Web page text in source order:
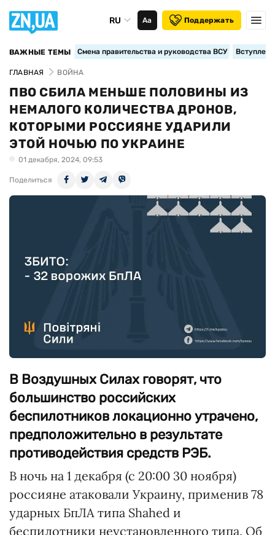
RU Аа Поддержать
ВАЖНЫЕ ТЕМЫ Смена правительства и руководства ВСУ
ГЛАВНАЯ ВОЙНА
ПВО СБИЛА МЕНЬШЕ ПОЛОВИНЫ ИЗ
НЕМАЛОГО КОЛИЧЕСТВА ДРОНОВ,
КОТОРЫМИ РОССИЯНЕ УДАРИЛИ
ЭТОЙ НОЧЬЮ ПО УКРАИНЕ
01 декабря, 2024, 09:53
Поделиться
В Воздушных Силах говорят, что
большинство российских
беспилотников локационно утрачено,
предположительно в результате
противодействия средств РЭБ.
В ночь на 1 декабря (с 20:00 30 ноября)
россияне атаковали Украину, применив 78
ударных БпЛА типа Shahed и
беспилотники неустановленного типа. Об